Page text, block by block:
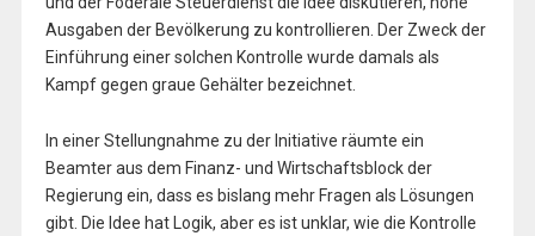
Ausgaben der Bevölkerung zu kontrollieren. Der Zweck der
Einführung einer solchen Kontrolle wurde damals als
Kampf gegen graue Gehälter bezeichnet.
In einer Stellungnahme zu der Initiative räumte ein
Beamter aus dem Finanz- und Wirtschaftsblock der
Regierung ein, dass es bislang mehr Fragen als Lösungen
gibt. Die Idee hat Logik, aber es ist unklar, wie die Kontrolle